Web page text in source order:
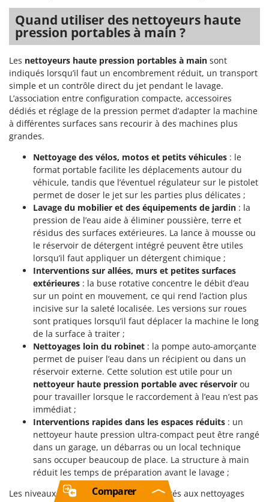
Quand utiliser des nettoyeurs haute
pression portables à main ?
Les nettoyeurs haute pression portables à main sont
indiqués lorsqu’il faut un encombrement réduit, un transport
simple et un contrôle direct du jet pendant le lavage.
L’association entre configuration compacte, accessoires
dédiés et réglage de la pression permet d’adapter la machine
à différentes surfaces sans recourir à des machines plus
grandes.
Nettoyage des vélos, motos et petits véhicules : le
format portable facilite les déplacements autour du
véhicule, tandis que l’éventuel régulateur sur le pistolet
permet de doser le jet sur les parties plus délicates ;
Lavage du mobilier et des équipements de jardin : la
pression de l’eau aide à éliminer poussière, terre et
résidus des surfaces extérieures. La lance à mousse ou
le réservoir de détergent intégré peuvent être utiles
lorsqu’il faut appliquer un détergent chimique ;
Interventions sur allées, murs et petites surfaces
extérieures : la buse rotative concentre le débit d’eau
sur un point en mouvement, ce qui rend l’action plus
incisive sur la saleté localisée. Les versions sur roues
sont pratiques lorsqu’il faut déplacer la machine le long
de la surface à traiter ;
Nettoyages loin du robinet : la pompe auto-amorçante
permet de puiser l’eau dans un récipient ou dans un
réservoir externe. Cette solution est utile pour un
nettoyeur haute pression portable avec réservoir ou
pour travailler lorsque le raccordement à l’eau n’est pas
immédiat ;
Interventions rapides dans les espaces réduits : un
nettoyeur haute pression ultra-compact peut être rangé
dans un garage, un débarras ou un local technique
sans occuper beaucoup de place. La structure à main
réduit les temps de préparation avant le lavage ;
Les niveaux LIMITÉ etLOISIRsont adaptés aux nettoyages
Comparer